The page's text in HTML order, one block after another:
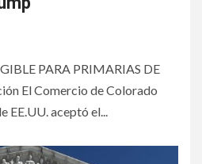
PARA PRIMARIAS DE
El Comercio de Colorado
EE.UU. aceptó el...